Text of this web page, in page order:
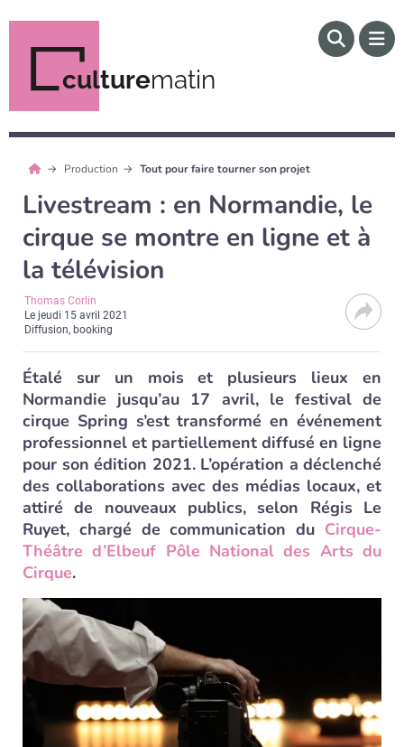
culturematin
Production Tout pour faire tourner son projet
Livestream : en Normandie, le
cirque se montre en ligne et à
la télévision
Thomas Corlin
Lejeudi 15 avril 2021
Diffusion, booking
Étalé sur un mois et plusieurs lieux en
Normandie jusqu’au 17 avril, le festival de
cirque Spring s’est transformé en événement
professionnel et partiellement diffusé en ligne
pour son édition 2021. L’opération a déclenché
des collaborations avec des médias locaux, et
attiré de nouveaux publics, selon Régis Le
Ruyet, chargé de communication du Cirque-
Théâtre d’Elbeuf Pôle National des Arts du
Cirque.